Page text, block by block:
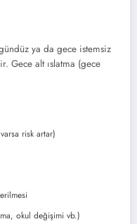
ya da gece istemsiz
Gece alt ıslatma (gece
risk artar)
okul değişimi vb.)